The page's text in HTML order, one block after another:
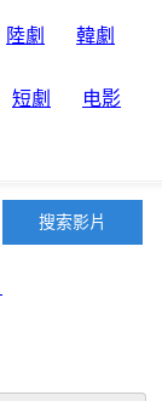
陸劇 韓劇
短劇 电影